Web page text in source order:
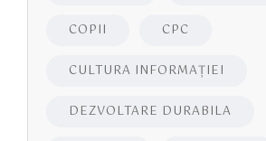
COPII CPC
CULTURA INFORMAŢIEI
DEZVOLTARE DURABILA